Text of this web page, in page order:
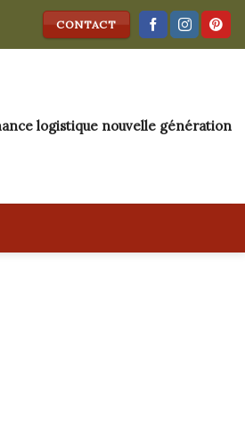
CONTACT
logistique nouvelle génération